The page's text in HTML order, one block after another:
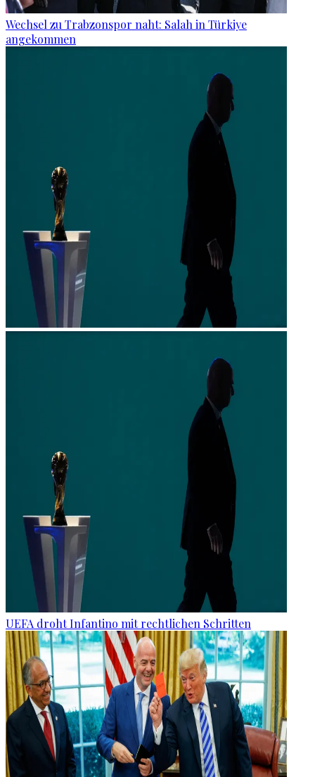
Wechsel zu Trabzonspor naht: Salah in Türkiye
angekommen
UEFA droht Infantino mit rechtlichen Schritten